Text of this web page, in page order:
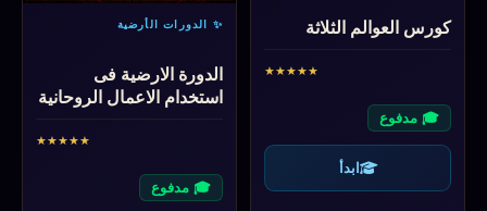
كورس العوالم الثلاثة
★
★
★
★
★
🎓 مدفوع
ابدأ
✨ الدورات الأرضية
الدورة الارضية فى
استخدام الاعمال الروحانية
★
★
★
★
★
🎓 مدفوع